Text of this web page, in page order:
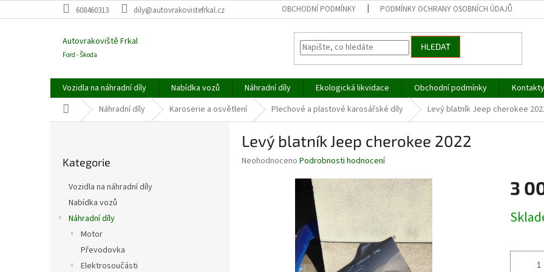
na
608460313 dily@autovrakovistefrkal.cz OBCHODNÍ PODMÍNKY PODMÍNKY OCHRANY OSOBNÍCH ÚDAJŮ
Autovrakoviště Frkal
Ford - Škoda
HLEDAT
Vozidla na náhradní díly Nabídka vozů Náhradní díly Ekologická likvidace Obchodní podmínky
Kontakty
Domů Náhradní díly Karoserie a osvětlení Plechové a plastové karosářské díly Levý blatník Jeep cherokee
kategorie
Kategorie
Vozidla na náhradní díly
Nabídka vozů
Náhradní díly
Motor
Převodovka
Elektrosoučásti
Levý blatník Jeep cherokee 2022
Průměrné
Neohodnoceno Podrobnosti hodnocení
3
cena: